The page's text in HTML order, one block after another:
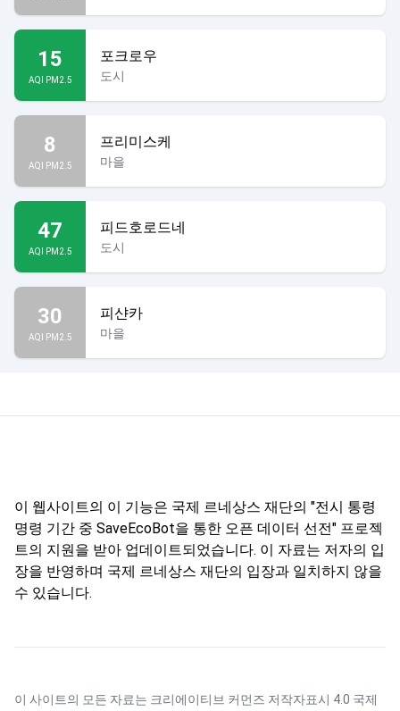
15
AQI PM2.5
포크로우
도시
8
AQI PM2.5
프리미스케
마을
47
AQI PM2.5
피드호로드네
도시
30
AQI PM2.5
피샨카
마을
이 웹사이트의 이 기능은 국제 르네상스 재단의 "전시 통령
명령 기간 중 SaveEcoBot을 통한 오픈 데이터 선전" 프로젝
트의 지원을 받아 업데이트되었습니다. 이 자료는 저자의 입
장을 반영하며 국제 르네상스 재단의 입장과 일치하지 않을
수 있습니다.
이 사이트의 모든 자료는 크리에이티브 커먼즈 저작자표시 4.0 국제